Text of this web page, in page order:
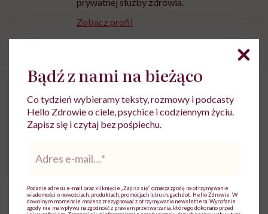
Zobacz profil
Udostępnij
Powiązane tematy:
i
Treści zawarte w serwisie mają wyłącznie
charakter informacyjny i nie stanowią porady
Bądź z nami na bieżąco
Co tydzień wybieramy teksty, rozmowy i podcasty
Hello Zdrowie o ciele, psychice i codziennym życiu.
Zapisz się i czytaj bez pośpiechu.
mail*
Podanie adresu e-mail oraz kliknięcie „Zapisz się” oznacza zgodę na otrzymywanie
wiadomości o nowościach, produktach, promocjach lub usługach dot. Hello Zdrowie. W
dowolnym momencie możesz zrezygnować z otrzymywania newslettera. Wycofanie
zgody nie ma wpływu na zgodność z prawem przetwarzania, którego dokonano przed